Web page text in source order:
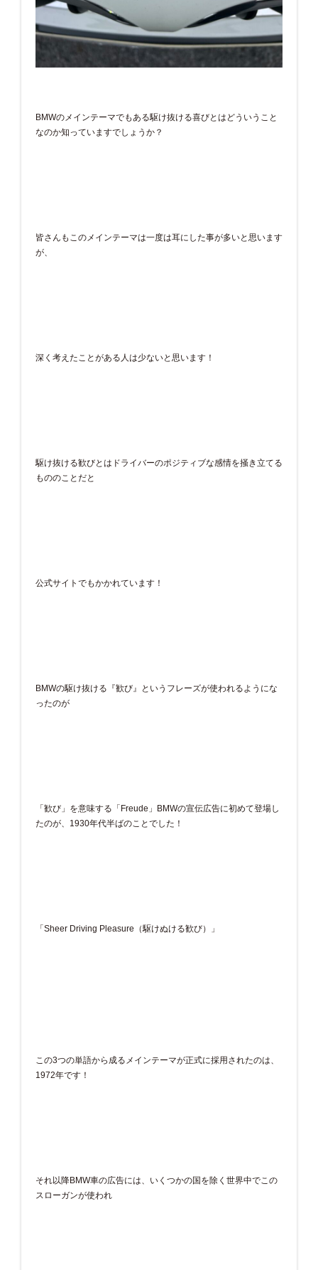
BMWのメインテーマでもある駆け抜ける喜びとはどういうこと
なのか知っていますでしょうか？
皆さんもこのメインテーマは一度は耳にした事が多いと思います
が、
深く考えたことがある人は少ないと思います！
駆け抜ける歓びとはドライバーのポジティブな感情を掻き立てる
もののことだと
公式サイトでもかかれています！
BMWの駆け抜ける『歓び』というフレーズが使われるようにな
ったのが
「歓び」を意味する「Freude」BMWの宣伝広告に初めて登場し
たのが、1930年代半ばのことでした！
「Sheer Driving Pleasure（駆けぬける歓び）」
この3つの単語から成るメインテーマが正式に採用されたのは、
1972年です！
それ以降BMW車の広告には、いくつかの国を除く世界中でこの
スローガンが使われ